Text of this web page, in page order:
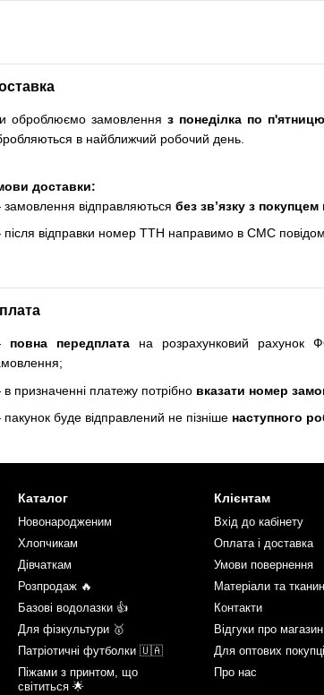
оброблюємо замовленняз понеділка по
в найближчий робочий день.
доставки:
відправляютьсябез зв’язку з покупцем
відправки номер ТТН направимо в СМС
повна передплата на розрахунковий рахунок
призначенні платежу потрібно вказати номер
буде відправлений не пізніше наступного
Каталог
Новонародженим
Хлопчикам
Дівчаткам
Розпродаж 🔥
Базові водолазки 👍
Для фізкультури 🥇
Патріотичні футболки 🇺🇦
Піжами з принтом, що
світиться 🌟
Клієнтам
Вхід до кабінету
Оплата і доставка
Умови повернення
Матеріали та
Контакти
Відгуки про магазин
Для оптових
Про нас